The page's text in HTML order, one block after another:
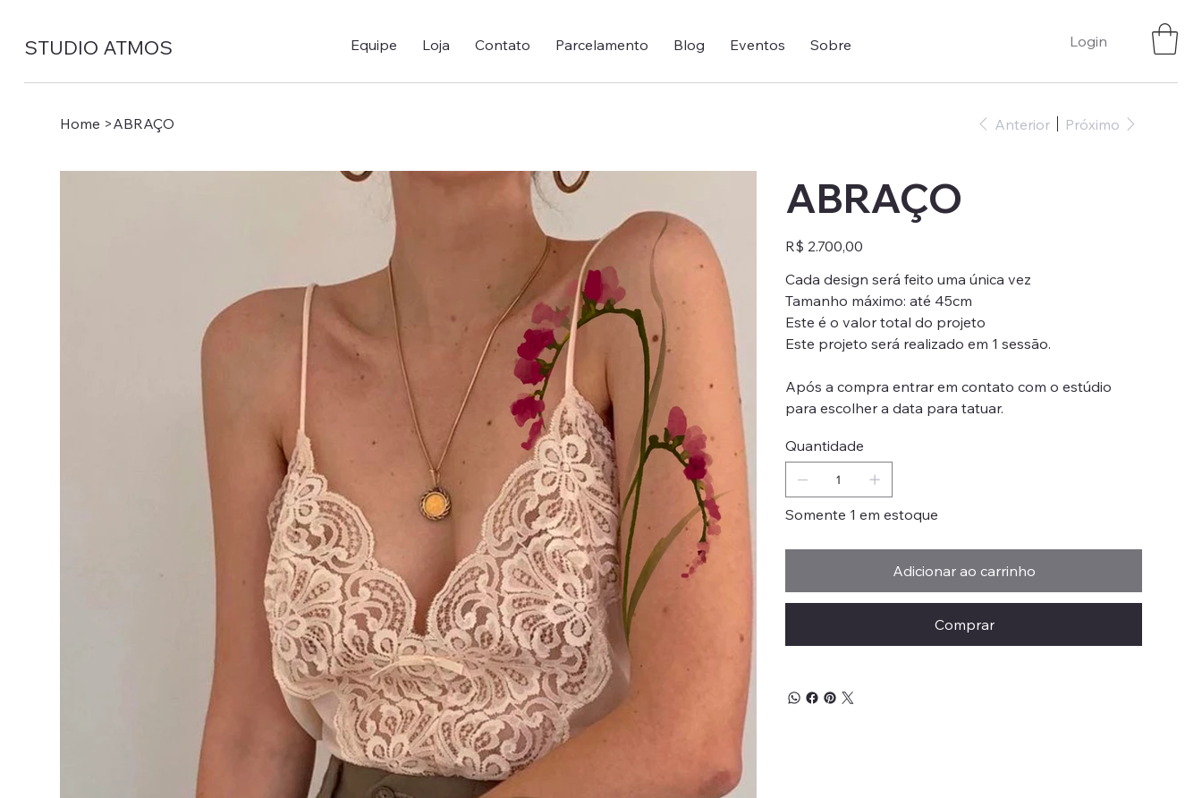
Equipe Loja Contato Parcelamento Blog Eventos Sobre
STUDIO ATMOS Login
Home >ABRAÇO Anterior Próximo
ABRAÇO
Preço
R$ 2.700,00
Cada design será feito uma única vez
Tamanho máximo: até 45cm
Este é o valor total do projeto
Este projeto será realizado em 1 sessão.
Após a compra entrar em contato com o estúdio
para escolher a data para tatuar.
Quantidade
Somente 1 em estoque
Adicionar ao carrinho
Comprar